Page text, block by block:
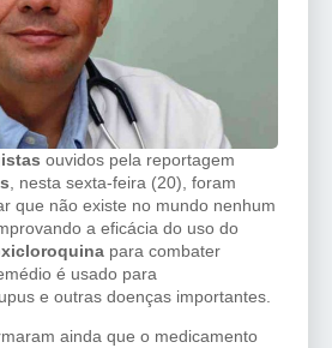
ouvidos pela reportagem
, nesta sexta-feira (20), foram
que não existe no mundo nenhum
a eficácia do uso do
para combater
é usado para
lupus e outras doenças importantes.
ainda que o medicamento